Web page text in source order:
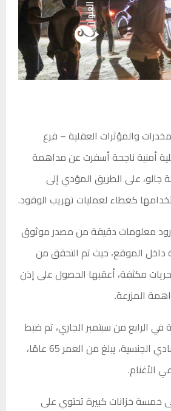
والمؤثرات العقلية – فرع
أمنية ناجحة أسفرت عن مداهمة
جالو، على الطريق المؤدي إلى
كغطاء لعمليات تهريب الوقود.
معلومات دقيقة من مصدر موثوق
الموقع، حيث تم التحقق من
مكثفة، أعقبها الحصول على إذن
المزرعة.
في الرابع من سبتمبر الجاري، تم ضبط
المدعو “ح. ا. م. ا”، تشادي الجنسية، يبلغ من العمر 65 عامًا،
الأغنام.
خمسة خزانات كبيرة تحتوي على